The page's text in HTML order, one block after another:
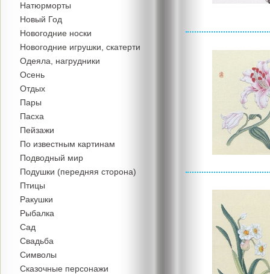
Натюрморты
Новый Год
Новогодние носки
Новогодние игрушки, скатерти
Одеяла, нагрудники
Осень
Отдых
Пары
Пасха
Пейзажи
По известным картинам
Подводный мир
Подушки (передняя сторона)
Птицы
Ракушки
Рыбалка
Сад
Свадьба
Символы
Сказочные персонажи